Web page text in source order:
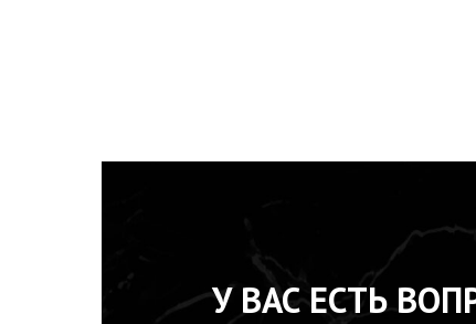
У ВАС ЕСТЬ